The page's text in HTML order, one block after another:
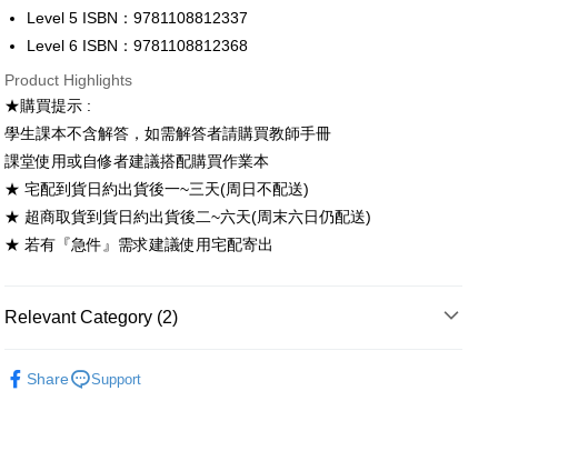
付款後7-11取貨
NT$60/order
宅配-台灣本島
NT$100/order
宅配-離島
NT$160/order
Level 5 ISBN：9781108812337
Level 6 ISBN：9781108812368
Product Highlights
★購買提示 :
學生課本不含解答，如需解答者請購買教師手冊
課堂使用或自修者建議搭配購買作業本
★ 宅配到貨日約出貨後一~三天(周日不配送)
★ 超商取貨到貨日約出貨後二~六天(周末六日仍配送)
★ 若有『急件』需求建議使用宅配寄出
Relevant Category (2)
Share Support